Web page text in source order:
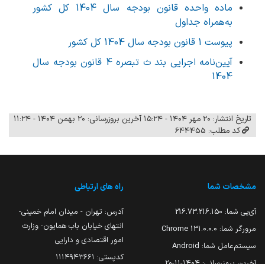
ماده واحده قانون بودجه سال 1404 کل کشور
به‌همراه جداول
پیوست 1 قانون بودجه سال 1404 کل کشور
آیین‌نامه اجرایی بند ث تبصره 4 قانون بودجه سال
1404
تاریخ انتشار: ۲۰ مهر ۱۴۰۴ - ۱۵:۲۴
آخرین بروزرسانی: ۲۰ بهمن ۱۴۰۴ - ۱۱:۲۴
کد مطلب: 644455
مشخصات شما
آی‌پی شما: 216.73.216.150
مرورگر شما: 131.0.0.0 Chrome
سیستم‌عامل شما: Android
راه های ارتباطی
آدرس: تهران - میدان امام خمینی-
انتهای خیابان باب همایون- وزارت
امور اقتصادی و دارایی
کدپستی: ۱۱۱۴۹۴۳۶۶۱